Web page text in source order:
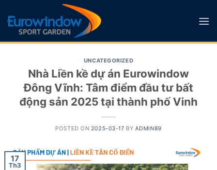
content
UNCATEGORIZED
Nhà Liền kề dự án Eurowindow
Đông Vĩnh: Tâm điểm đầu tư bất
động sản 2025 tại thành phố Vinh
POSTED ON 2025-03-17 BY ADMIN89
17
Th3